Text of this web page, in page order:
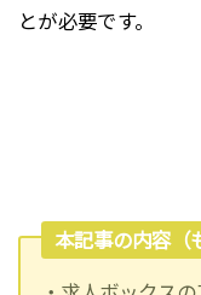
とが必要です。
本記事の内容（